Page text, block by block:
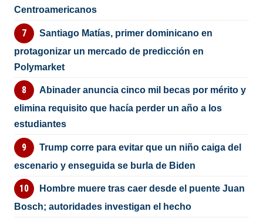
Centroamericanos
Santiago Matías, primer dominicano en
protagonizar un mercado de predicción en
Polymarket
Abinader anuncia cinco mil becas por mérito y
elimina requisito que hacía perder un año a los
estudiantes
Trump corre para evitar que un niño caiga del
escenario y enseguida se burla de Biden
Hombre muere tras caer desde el puente Juan
Bosch; autoridades investigan el hecho